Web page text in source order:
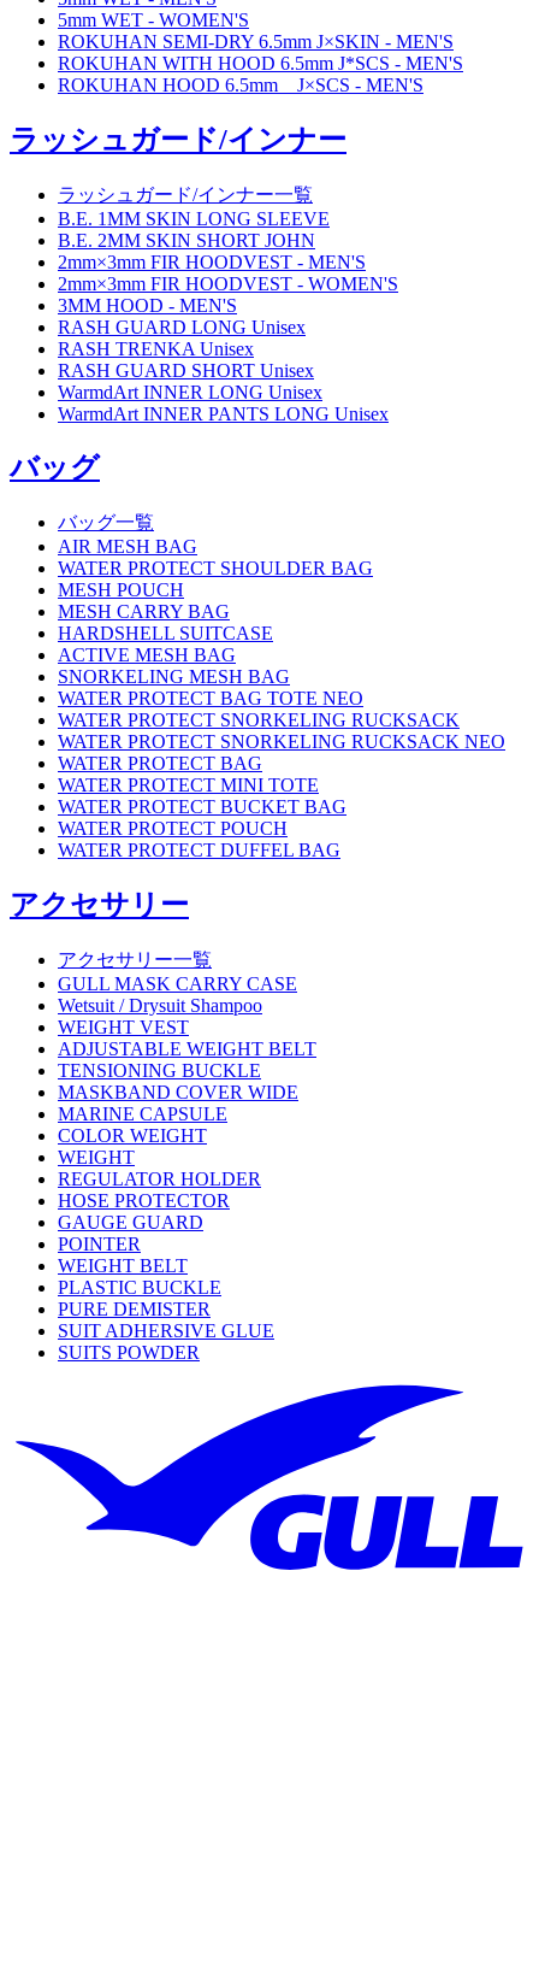
5mm WET - WOMEN'S
ROKUHAN SEMI-DRY 6.5mm J×SKIN - MEN'S
ROKUHAN WITH HOOD 6.5mm J*SCS - MEN'S
ROKUHAN HOOD 6.5mm J×SCS - MEN'S
ラッシュガード/インナー
ラッシュガード/インナー一覧
B.E. 1MM SKIN LONG SLEEVE
B.E. 2MM SKIN SHORT JOHN
2mm×3mm FIR HOODVEST - MEN'S
2mm×3mm FIR HOODVEST - WOMEN'S
3MM HOOD - MEN'S
RASH GUARD LONG Unisex
RASH TRENKA Unisex
RASH GUARD SHORT Unisex
WarmdArt INNER LONG Unisex
WarmdArt INNER PANTS LONG Unisex
バッグ
バッグ一覧
AIR MESH BAG
WATER PROTECT SHOULDER BAG
MESH POUCH
MESH CARRY BAG
HARDSHELL SUITCASE
ACTIVE MESH BAG
SNORKELING MESH BAG
WATER PROTECT BAG TOTE NEO
WATER PROTECT SNORKELING RUCKSACK
WATER PROTECT SNORKELING RUCKSACK NEO
WATER PROTECT BAG
WATER PROTECT MINI TOTE
WATER PROTECT BUCKET BAG
WATER PROTECT POUCH
WATER PROTECT DUFFEL BAG
アクセサリー
アクセサリー一覧
GULL MASK CARRY CASE
Wetsuit / Drysuit Shampoo
WEIGHT VEST
ADJUSTABLE WEIGHT BELT
TENSIONING BUCKLE
MASKBAND COVER WIDE
MARINE CAPSULE
COLOR WEIGHT
WEIGHT
REGULATOR HOLDER
HOSE PROTECTOR
GAUGE GUARD
POINTER
WEIGHT BELT
PLASTIC BUCKLE
PURE DEMISTER
SUIT ADHERSIVE GLUE
SUITS POWDER